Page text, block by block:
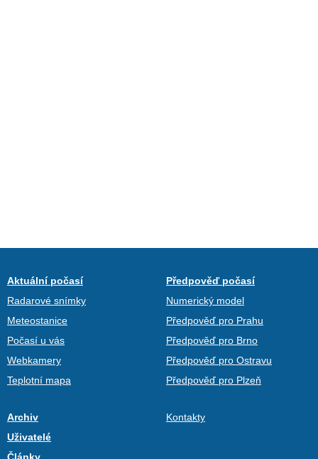
Aktuální počasí
Radarové snímky
Meteostanice
Počasí u vás
Webkamery
Teplotní mapa
Předpověď počasí
Numerický model
Předpověď pro Prahu
Předpověď pro Brno
Předpověď pro Ostravu
Předpověď pro Plzeň
Archiv
Uživatelé
Kontakty